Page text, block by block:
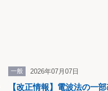
一般 2026年07月07日
【改正情報】電波法の一